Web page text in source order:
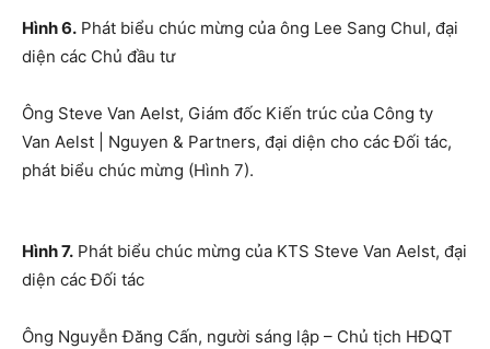
Hình 6. Phát biểu chúc mừng của ông Lee Sang Chul, đại
diện các Chủ đầu tư
Ông Steve Van Aelst, Giám đốc Kiến trúc của Công ty
Van Aelst | Nguyen & Partners, đại diện cho các Đối tác,
phát biểu chúc mừng (Hình 7).
Hình 7. Phát biểu chúc mừng của KTS Steve Van Aelst, đại
diện các Đối tác
Ông Nguyễn Đăng Cấn, người sáng lập – Chủ tịch HĐQT